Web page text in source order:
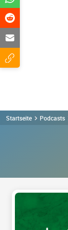
Startseite Podcasts